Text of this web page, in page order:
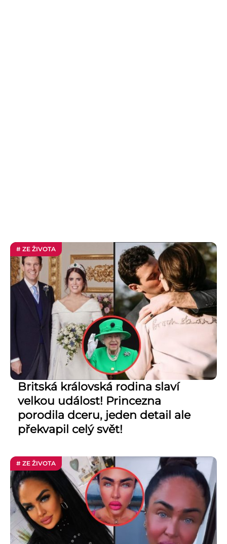
# ZE ŽIVOTA
Britská královská rodina slaví
velkou událost! Princezna
porodila dceru, jeden detail ale
překvapil celý svět!
# ZE ŽIVOTA